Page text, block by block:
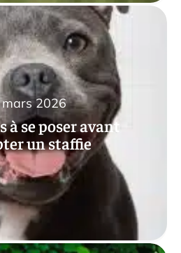
à se poser avant
un staffie
2026